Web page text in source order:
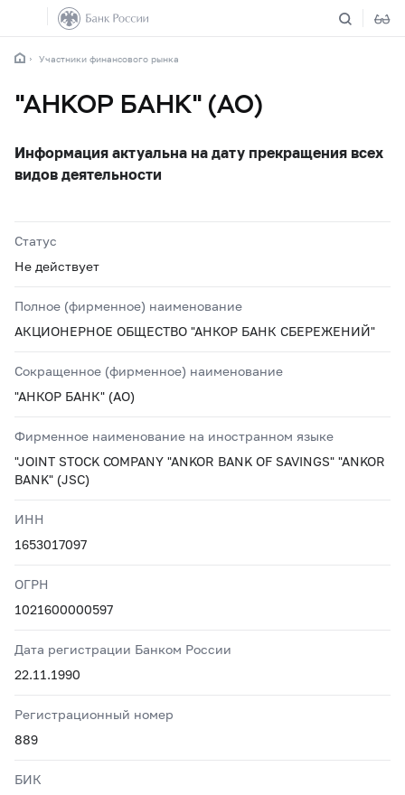
Участники финансового рынка
"АНКОР БАНК" (АО)
Информация актуальна на дату прекращения всех
видов деятельности
Статус
Не действует
Полное (фирменное) наименование
АКЦИОНЕРНОЕ ОБЩЕСТВО "АНКОР БАНК СБЕРЕЖЕНИЙ"
Сокращенное (фирменное) наименование
"АНКОР БАНК" (АО)
Фирменное наименование на иностранном языке
"JOINT STOCK COMPANY "ANKOR BANK OF SAVINGS" "ANKOR
BANK" (JSC)
ИНН
1653017097
ОГРН
1021600000597
Дата регистрации Банком России
22.11.1990
Регистрационный номер
889
БИК